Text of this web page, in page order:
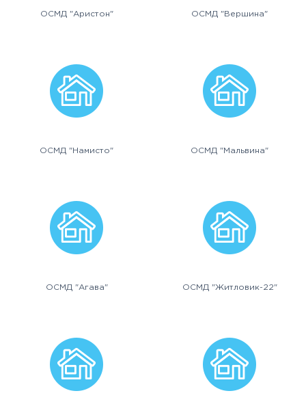
ОСМД "Аристон" ОСМД "Вершина"
ОСМД "Намисто" ОСМД "Мальвина"
ОСМД "Агава" ОСМД "Житловик-22"